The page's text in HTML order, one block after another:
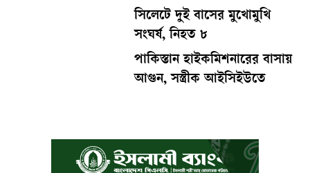
সিলেটে দুই বাসের মুখোমুখি
সংঘর্ষ, নিহত ৮
পাকিস্তান হাইকমিশনারের বাসায়
আগুন, সস্ত্রীক আইসিইউতে